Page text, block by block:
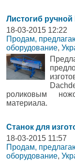
Листогиб
18-03-2015 12:22
Продам,
оборудование,
роликовым
материала.
Станок для
18-03-2015 11:57
Продам,
оборудование,